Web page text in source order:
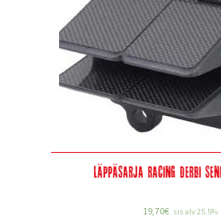
Läppäsarja Racing Derbi
19,70€ sis alv 25.5%